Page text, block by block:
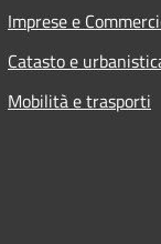
Imprese e
Catasto e
Mobilità e trasporti